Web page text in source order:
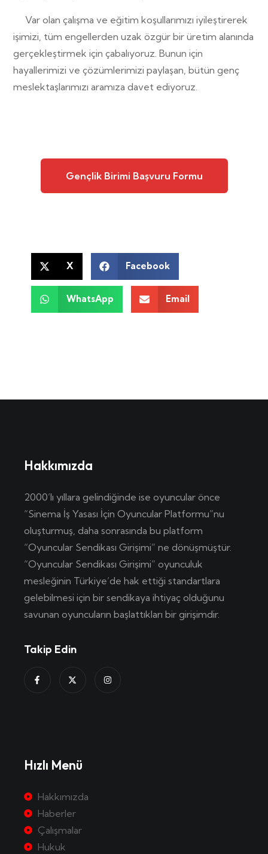
Var olan çalışma ve eğitim koşullarımızı iyileştirerek
işimizi, tüm engellerden uzak özgür bir üretim alanında
gerçekleştirmek için çabalıyoruz. Bunun için
hayallerimizi ve çözümlerimizi paylaşan, bütün genç
meslektaşlarımızı aramıza davet ediyoruz.
Gençlik Birimi Başvuru Formu
X Facebook
WhatsApp Email
Hakkımızda
2000’lı yıllara gelindiğinde ise oyuncular önce
“Sinema İş Yasası İçin Oyuncular Platformu”nu
oluşturmuş, daha sonrasında bu platform
“Oyuncular Sendikası Girişimi” ne dönüşmüştür.
“Oyuncular Sendikası Girişimi” oyunculuk
mesleğinin Türkiye’de hak ettiği standartlara
gelebilmesi için bir sendikaya ihtiyaç olduğunu
savunan oyuncuların başlattıkları bir girişimdir.
Takip Edin
Hızlı Menü
Hakkımızda
Haberler
Çalışmalar
Hukuk